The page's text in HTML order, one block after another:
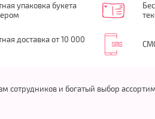
упаковка букета
доставка от 10 000
сотрудников и богатый выбор